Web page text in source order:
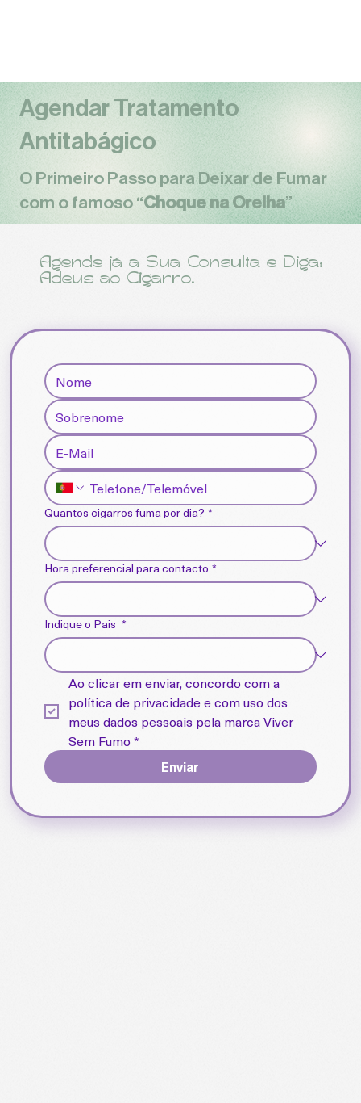
Agendar Tratamento
Antitabágico
O Primeiro Passo para Deixar de Fumar
com o famoso “Choque na Orelha”
Agende já a Sua Consulta e Diga:
Adeus ao Cigarro!
Quantos cigarros fuma por dia? *
Hora preferencial para contacto *
Indique o Pais *
Ao clicar em enviar, concordo com a
política de privacidade e com uso dos
meus dados pessoais pela marca Viver
Sem Fumo*
Enviar